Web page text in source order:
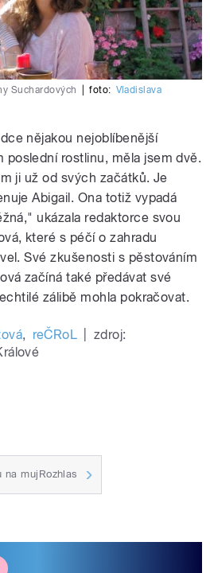
Suchardových foto: Vladislava
nějakou nejoblíbenější
poslední rostlinu, měla jsem dvě.
ji už od svých začátků. Je
Abigail. Ona totiž vypadá
ukázala redaktorce svou
které s péčí o zahradu
Své zkušenosti s pěstováním
začíná také předávat své
zálibě mohla pokračovat.
, reČRoL
zdroj:
mujRozhlas